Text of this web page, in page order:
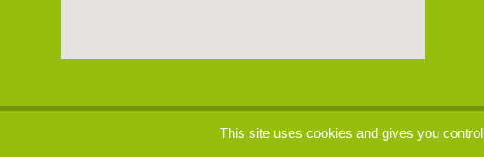
parcours.ninja
This site uses cookies and gives you